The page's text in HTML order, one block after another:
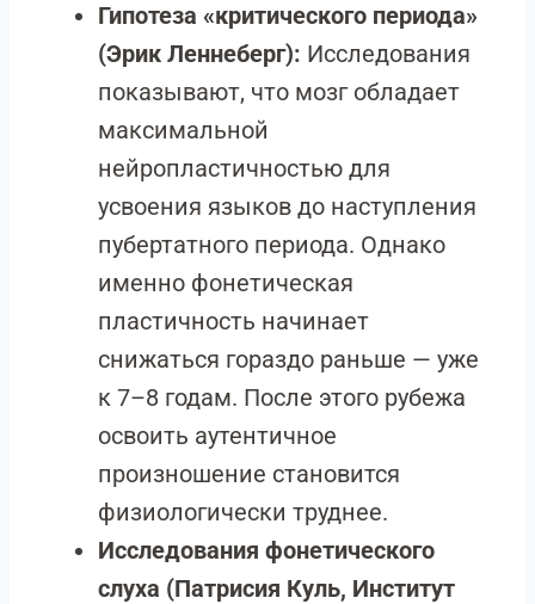
Гипотеза «критического периода»
(Эрик Леннеберг): Исследования
показывают, что мозг обладает
максимальной
нейропластичностью для
усвоения языков до наступления
пубертатного периода. Однако
именно фонетическая
пластичность начинает
снижаться гораздо раньше — уже
к 7–8 годам. После этого рубежа
освоить аутентичное
произношение становится
физиологически труднее.
Исследования фонетического
слуха (Патрисия Куль, Институт